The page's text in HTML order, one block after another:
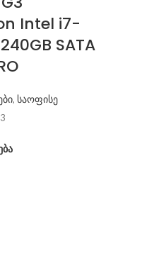
Intel i7-
SATA
, საოფისე